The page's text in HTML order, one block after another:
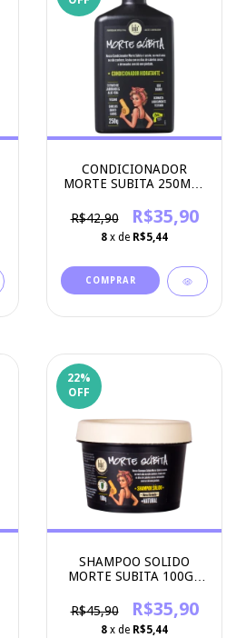
CONDICIONADOR
MORTE SUBITA 250ML -
R$42,90
R$35,90
8 x de R$5,44
22%
OFF
SHAMPOO SOLIDO
MORTE SUBITA 100G -
R$45,90
R$35,90
8 x de R$5,44